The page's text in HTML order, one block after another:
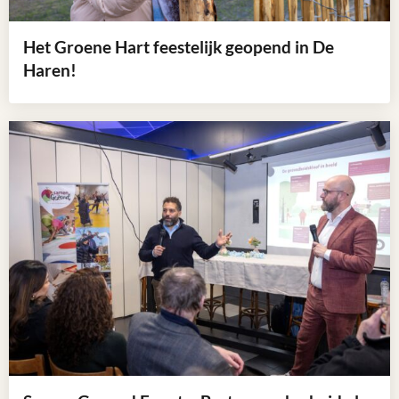
Het Groene Hart feestelijk geopend in De
Haren!
meer
over
Het
Groene
Hart
feestelijk
geopend
in
De
Haren!